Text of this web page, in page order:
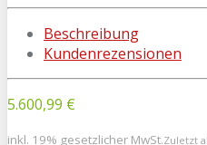
Beschreibung
Kundenrezensionen
5.600,99 €
inkl. 19% gesetzlicher MwSt.Zuletzt